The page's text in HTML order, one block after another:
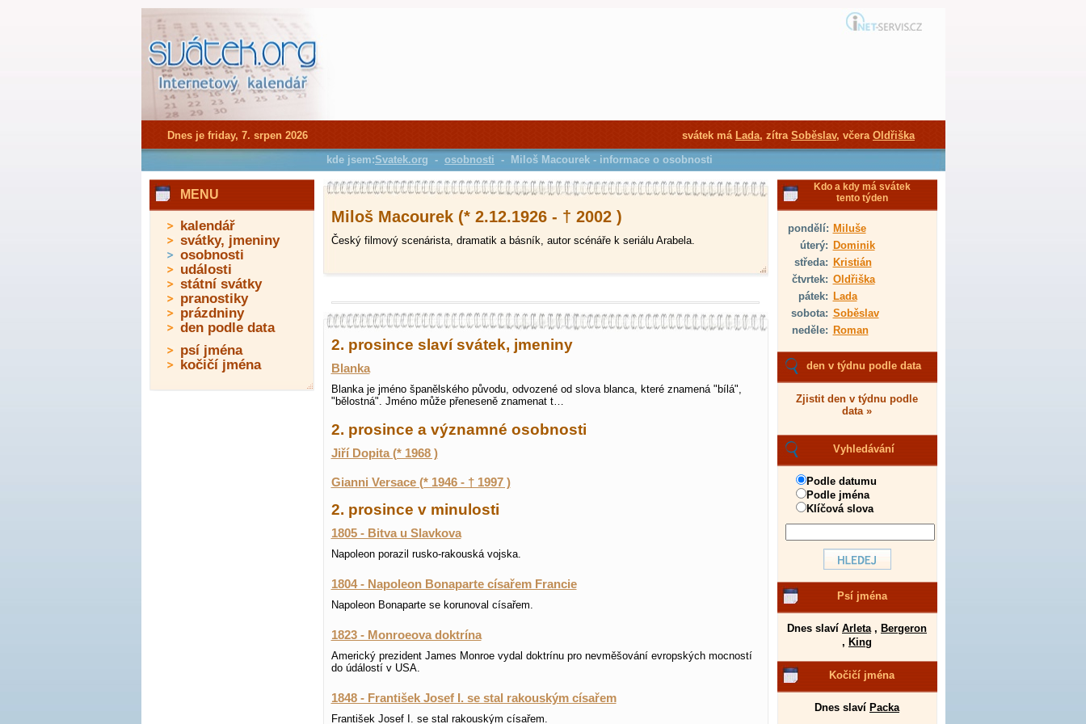
Miloš Macourek (* 2.12.1926 - † 2002 )
Český filmový scenárista, dramatik a básník, autor scénáře k seriálu Arabela.
2. prosince slaví svátek, jmeniny
Blanka
Blanka je jméno španělského původu, odvozené od slova blanca, které znamená "bílá",
"bělostná". Jméno může přeneseně znamenat t…
2. prosince a významné osobnosti
Jiří Dopita (* 1968 )
Gianni Versace (* 1946 - † 1997 )
2. prosince v minulosti
1805 - Bitva u Slavkova
Napoleon porazil rusko-rakouská vojska.
1804 - Napoleon Bonaparte císařem Francie
Napoleon Bonaparte se korunoval císařem.
1823 - Monroeova doktrína
Americký prezident James Monroe vydal doktrínu pro nevměšování evropských mocností
do údálostí v USA.
1848 - František Josef I. se stal rakouským císařem
František Josef I. se stal rakouským císařem.
Kdo a kdy má svátek
tento týden
pondělí: Miluše
úterý: Dominik
středa: Kristián
čtvrtek: Oldřiška
pátek: Lada
sobota: Soběslav
neděle: Roman
den v týdnu podle data
Zjistit den v týdnu podle
data »
Vyhledávání
Podle datumu
Podle jména
Klíčová slova
Psí jména
Dnes slaví Arleta, Bergeron
, King
Kočičí jména
Dnes slaví Packa
MENU
kalendář
svátky, jmeniny
osobnosti
události
státní svátky
pranostiky
prázdniny
den podle data
psí jména
kočičí jména
Dnes je friday, 7. srpen 2026 svátek má Lada, zítra Soběslav, včera Oldřiška
kde jsem:Svatek.org - osobnosti - Miloš Macourek - informace o osobnosti